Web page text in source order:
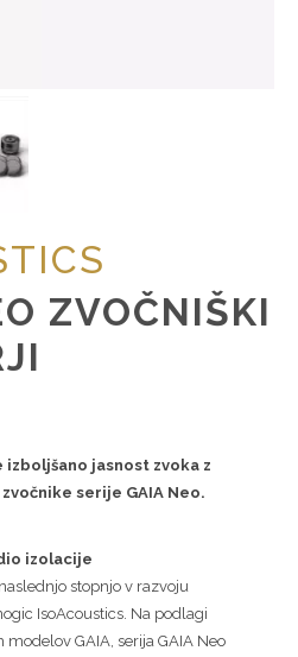
ZVOČNIŠKI
izboljšano jasnost zvoka z
serije GAIA Neo.
izolacije
stopnjo v razvoju
IsoAcoustics. Na podlagi
GAIA, serija GAIA Neo